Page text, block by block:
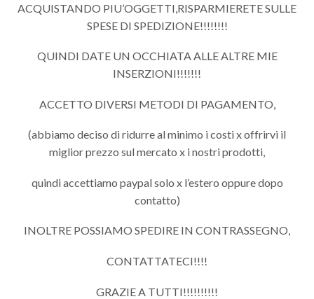
ACQUISTANDO PIU’OGGETTI,RISPARMIERETE SULLE
SPESE DI SPEDIZIONE!!!!!!!!
QUINDI DATE UN OCCHIATA ALLE ALTRE MIE
INSERZIONI!!!!!!!
ACCETTO DIVERSI METODI DI PAGAMENTO,
(abbiamo deciso di ridurre al minimo i costi x offrirvi il
miglior prezzo sul mercato x i nostri prodotti,
quindi accettiamo paypal solo x l’estero oppure dopo
contatto)
INOLTRE POSSIAMO SPEDIRE IN CONTRASSEGNO,
CONTATTATECI!!!!
GRAZIE A TUTTI!!!!!!!!!!